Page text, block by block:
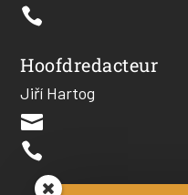

Hoofdredacteur
Jiří Hartog

